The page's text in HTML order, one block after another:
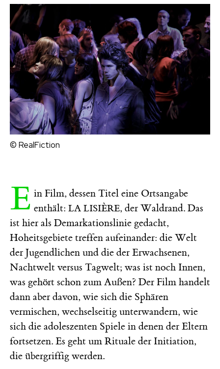
© RealFiction
E in Film, dessen Titel eine Ortsangabe
enthält: LA LISIÈRE, der Waldrand. Das
ist hier als Demarkationslinie gedacht,
Hoheitsgebiete treffen aufeinander: die Welt
der Jugendlichen und die der Erwachsenen,
Nachtwelt versus Tagwelt; was ist noch Innen,
was gehört schon zum Außen? Der Film handelt
dann aber davon, wie sich die Sphären
vermischen, wechselseitig unterwandern, wie
sich die adoleszenten Spiele in denen der Eltern
fortsetzen. Es geht um Rituale der Initiation,
die übergriffig werden.